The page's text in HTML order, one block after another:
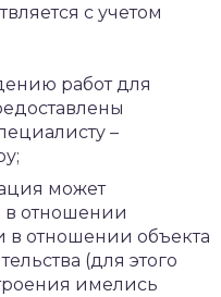
с учетом
работ для
–
может
в отношении
в отношении объекта
(для этого
имелись